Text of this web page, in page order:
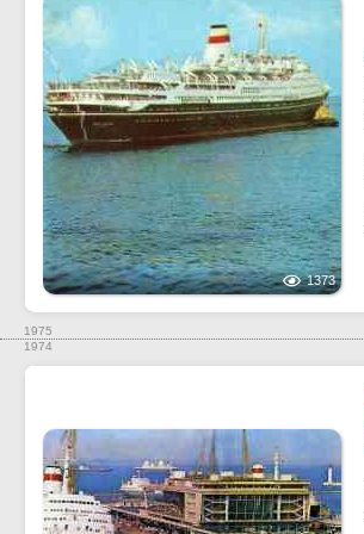
1373
1975
1974